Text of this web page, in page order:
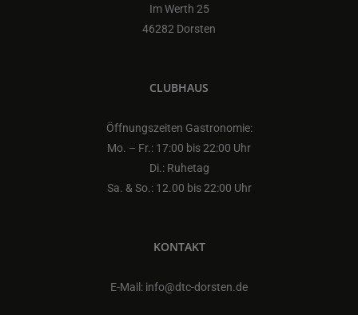
Im Werth 25
46282 Dorsten
CLUBHAUS
Öffnungszeiten Gastronomie:
Mo. – Fr.: 17:00 bis 22:00 Uhr
Di.: Ruhetag
Sa. & So.: 12.00 bis 22:00 Uhr
KONTAKT
E-Mail: info@dtc-dorsten.de